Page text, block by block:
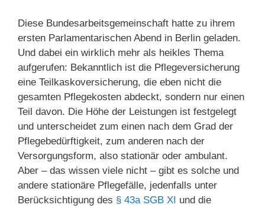
Diese Bundesarbeitsgemeinschaft hatte zu ihrem
ersten Parlamentarischen Abend in Berlin geladen.
Und dabei ein wirklich mehr als heikles Thema
aufgerufen: Bekanntlich ist die Pflegeversicherung
eine Teilkaskoversicherung, die eben nicht die
gesamten Pflegekosten abdeckt, sondern nur einen
Teil davon. Die Höhe der Leistungen ist festgelegt
und unterscheidet zum einen nach dem Grad der
Pflegebedürftigkeit, zum anderen nach der
Versorgungsform, also stationär oder ambulant.
Aber – das wissen viele nicht – gibt es solche und
andere stationäre Pflegefälle, jedenfalls unter
Berücksichtigung des § 43a SGB XI und die